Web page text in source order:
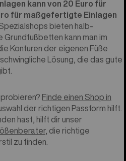
kann von 20 Euro für
für maßgefertigte Einlagen
bieten halb-
kann man im
Konturen der eigenen Füße
Lösung, die das gute
Finde einen Shop in
der richtigen Passform hilft.
hast, hilft dir unser
, die richtige
zu finden.